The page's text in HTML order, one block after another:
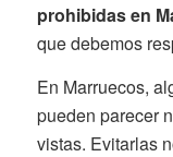
prohibidas en
que debemos
En Marruecos,
pueden parecer
vistas. Evitarlas